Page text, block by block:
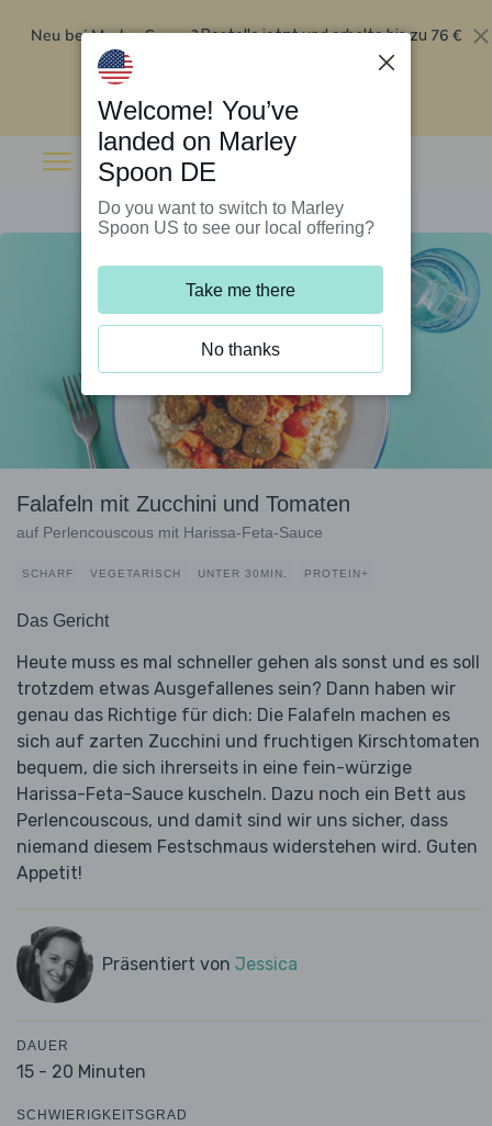
Neu bei Marley Spoon?Bestelle jetzt und erhalte bis zu 76 €
Rabatt auf deine ersten fünf Boxen
Falafeln mit Zucchini und Tomaten
auf Perlencouscous mit Harissa-Feta-Sauce
SCHARF VEGETARISCH UNTER 30MIN. PROTEIN+
Das Gericht
Heute muss es mal schneller gehen als sonst und es soll
trotzdem etwas Ausgefallenes sein? Dann haben wir
genau das Richtige für dich: Die Falafeln machen es
sich auf zarten Zucchini und fruchtigen Kirschtomaten
bequem, die sich ihrerseits in eine fein-würzige
Harissa-Feta-Sauce kuscheln. Dazu noch ein Bett aus
Perlencouscous, und damit sind wir uns sicher, dass
niemand diesem Festschmaus widerstehen wird. Guten
Appetit!
Präsentiert von Jessica
DAUER
15 - 20 Minuten
SCHWIERIGKEITSGRAD
Welcome! You’ve
landed on Marley
Spoon DE
Do you want to switch to Marley
Spoon US to see our local offering?
Take me there
No thanks